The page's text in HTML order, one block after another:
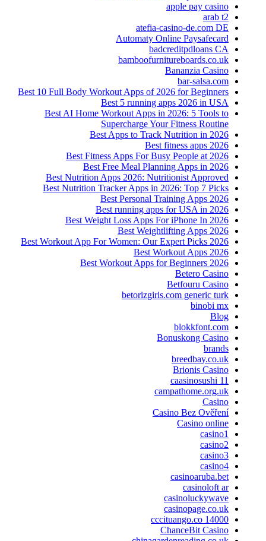
apple pay casino
arab t2
atefia-casino-de.com DE
Automaty Online Paysafecard
badcreditpdloans CA
bamboofurnitureboards.co.uk
Bananzia Casino
bar-salsa.com
Best 10 Full Body Workout Apps of 2026 for Beginners
Best 5 running apps 2026 in USA
Best AI Home Workout Apps in 2026: 5 Tools to
Supercharge Your Fitness Routine
Best Apps to Track Nutrition in 2026
Best fitness apps 2026
Best Fitness Apps For Busy People at 2026
Best Free Meal Planning Apps in 2026
Best Nutrition Apps 2026: Nutritionist Approved
Best Nutrition Tracker Apps in 2026: Top 7 Picks
Best Personal Training Apps 2026
Best running apps for USA in 2026
Best Weight Loss Apps For iPhone In 2026
Best Weightlifting Apps 2026
Best Workout App For Women: Our Expert Picks 2026
Best Workout Apps 2026
Best Workout Apps for Beginners 2026
Betero Casino
Betfouru Casino
betorizgiris.com generic turk
binobi mx
Blog
blokkfont.com
Bonuskong Casino
brands
breedbay.co.uk
Brionis Casino
caasinosushi 11
campathome.org.uk
Casino
Casino Bez Ověření
Casino online
casino1
casino2
casino3
casino4
casinoaruba.bet
casinoloft ar
casinoluckywave
casinopage.co.uk
cccituango.co 14000
ChanceBit Casino